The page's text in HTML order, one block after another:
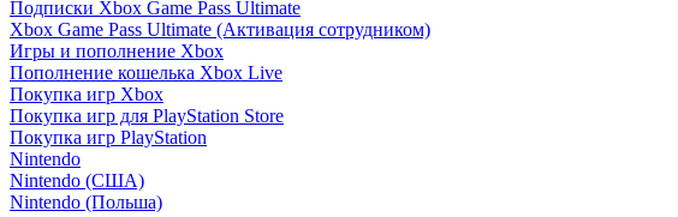
Подписки Xbox Game Pass Ultimate
Xbox Game Pass Ultimate (Активация сотрудником)
Игры и пополнение Xbox
Пополнение кошелька Xbox Live
Покупка игр Xbox
Покупка игр для PlayStation Store
Покупка игр PlayStation
Nintendo
Nintendo (США)
Nintendo (Польша)